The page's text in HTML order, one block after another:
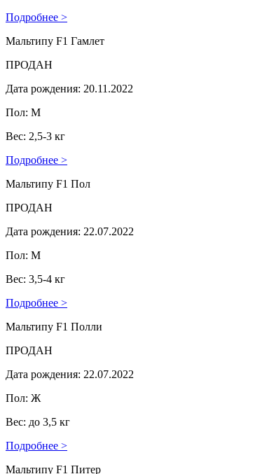
Подробнее >
Мальтипу F1 Гамлет
ПРОДАН
Дата рождения: 20.11.2022
Пол: М
Вес: 2,5-3 кг
Подробнее >
Мальтипу F1 Пол
ПРОДАН
Дата рождения: 22.07.2022
Пол: М
Вес: 3,5-4 кг
Подробнее >
Мальтипу F1 Полли
ПРОДАН
Дата рождения: 22.07.2022
Пол: Ж
Вес: до 3,5 кг
Подробнее >
Мальтипу F1 Питер